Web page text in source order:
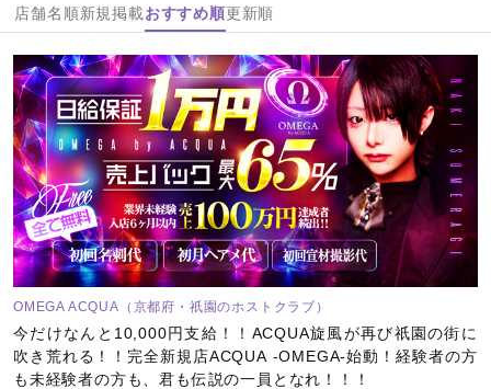
店舗名順新規掲載おすすめ順更新順
OMEGA ACQUA（京都府・祇園のホストクラブ）
今だけなんと10,000円支給！！ACQUA旋風が再び祇園の街に
吹き荒れる！！完全新規店ACQUA -OMEGA-始動！経験者の方
も未経験者の方も、君も伝説の一員となれ！！！